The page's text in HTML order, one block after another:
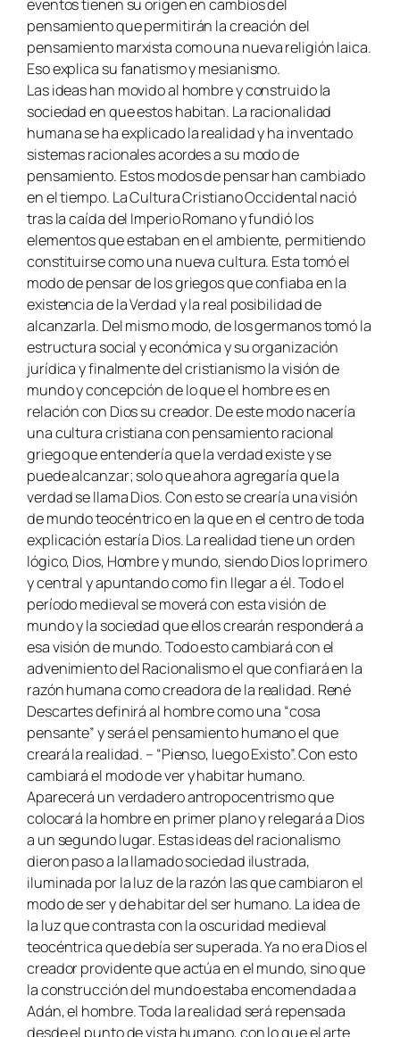
eventos tienen su origen en cambios del
pensamiento que permitirán la creación del
pensamiento marxista como una nueva religión laica.
Eso explica su fanatismo y mesianismo.
Las ideas han movido al hombre y construido la
sociedad en que estos habitan. La racionalidad
humana se ha explicado la realidad y ha inventado
sistemas racionales acordes a su modo de
pensamiento. Estos modos de pensar han cambiado
en el tiempo. La Cultura Cristiano Occidental nació
tras la caída del Imperio Romano y fundió los
elementos que estaban en el ambiente, permitiendo
constituirse como una nueva cultura. Esta tomó el
modo de pensar de los griegos que confiaba en la
existencia de la Verdad y la real posibilidad de
alcanzarla. Del mismo modo, de los germanos tomó la
estructura social y económica y su organización
jurídica y finalmente del cristianismo la visión de
mundo y concepción de lo que el hombre es en
relación con Dios su creador. De este modo nacería
una cultura cristiana con pensamiento racional
griego que entendería que la verdad existe y se
puede alcanzar; solo que ahora agregaría que la
verdad se llama Dios. Con esto se crearía una visión
de mundo teocéntrico en la que en el centro de toda
explicación estaría Dios. La realidad tiene un orden
lógico, Dios, Hombre y mundo, siendo Dios lo primero
y central y apuntando como fin llegar a él. Todo el
período medieval se moverá con esta visión de
mundo y la sociedad que ellos crearán responderá a
esa visión de mundo. Todo esto cambiará con el
advenimiento del Racionalismo el que confiará en la
razón humana como creadora de la realidad. René
Descartes definirá al hombre como una “cosa
pensante”y será el pensamiento humano el que
creará la realidad. – “Pienso, luego Existo”. Con esto
cambiará el modo de ver y habitar humano.
Aparecerá un verdadero antropocentrismo que
colocará la hombre en primer plano y relegará a Dios
a un segundo lugar. Estas ideas del racionalismo
dieron paso a la llamado sociedad ilustrada,
iluminada por la luz de la razón las que cambiaron el
modo de ser y de habitar del ser humano. La idea de
la luz que contrasta con la oscuridad medieval
teocéntrica que debía ser superada. Ya no era Dios el
creador providente que actúa en el mundo, sino que
la construcción del mundo estaba encomendada a
Adán, el hombre. Toda la realidad será repensada
desde el punto de vista humano, con lo que el arte